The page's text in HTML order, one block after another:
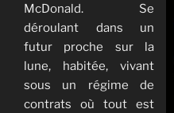
McDonald. Se
déroulant dans un
futur proche sur la
lune, habitée, vivant
sous un régime de
contrats où tout est